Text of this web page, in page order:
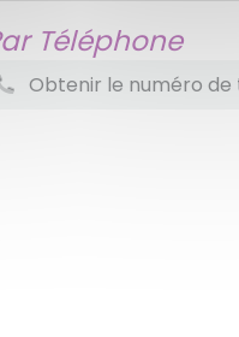
Téléphone
Obtenir le numéro